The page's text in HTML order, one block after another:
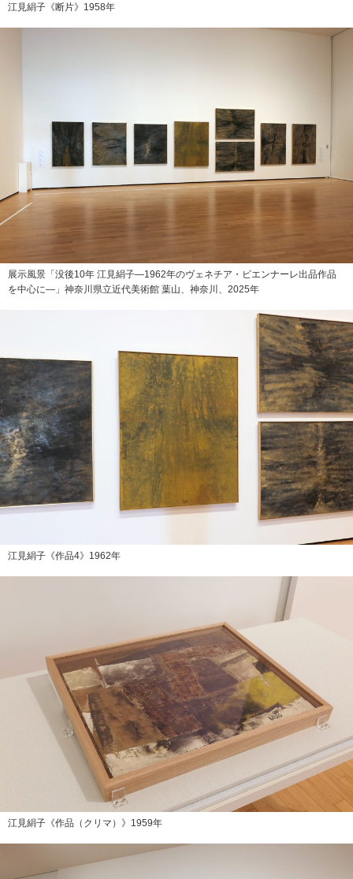
江見絹子《断片》1958年
展示風景「没後10年 江見絹子—1962年のヴェネチア・ビエンナーレ出品作品
を中心に—」神奈川県立近代美術館 葉山、神奈川、2025年
江見絹子《作品4》1962年
江見絹子《作品（クリマ）》1959年